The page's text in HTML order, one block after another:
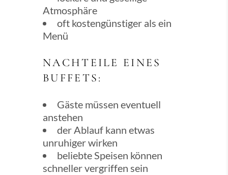
Atmosphäre
oft kostengünstiger als ein
Menü
NACHTEILE EINES
BUFFETS:
Gäste müssen eventuell
anstehen
der Ablauf kann etwas
unruhiger wirken
beliebte Speisen können
schneller vergriffen sein